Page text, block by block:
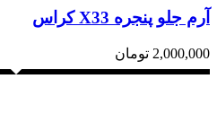
آرم جلو پنجره X33 کراس
2,000,000 تومان